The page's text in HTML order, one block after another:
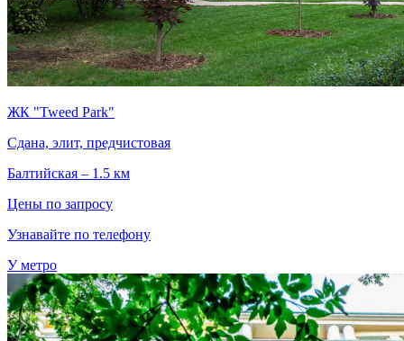
ЖК "Tweed Park"
Сдана, элит, предчистовая
Балтийская – 1.5 км
Цены по запросу
Узнавайте по телефону
У метро